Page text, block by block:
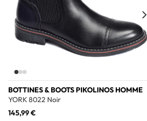
BOTTINES & BOOTS PIKOLINOS HOMME
YORK 8022 Noir
145,99 €